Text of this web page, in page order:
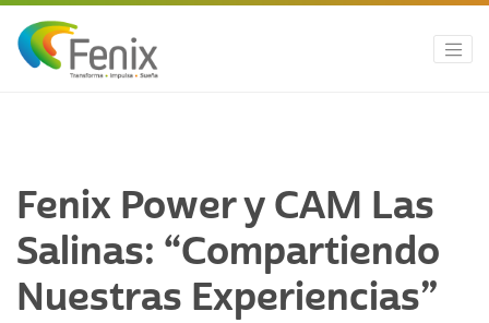
Fenix Power y CAM Las
Salinas: “Compartiendo
Nuestras Experiencias”